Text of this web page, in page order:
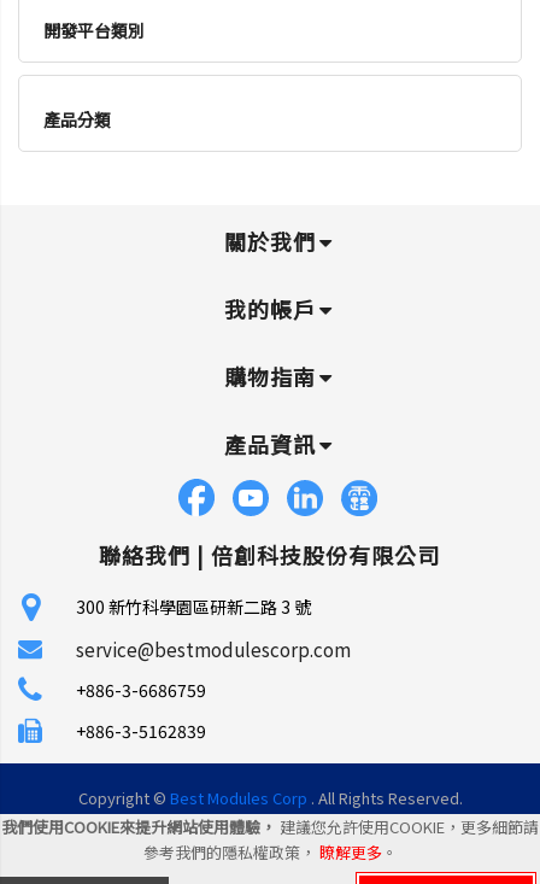
我們使用COOKIE來提升網站使用體驗， 建議您允許使用COOKIE，更多細節請
參考我們的隱私權政策， 瞭解更多。
開發平台類別
產品分類
關於我們
我的帳戶
購物指南
產品資訊
聯絡我們 | 倍創科技股份有限公司
300 新竹科學園區研新二路 3 號
service@bestmodulescorp.com
+886-3-6686759
+886-3-5162839
Copyright © Best Modules Corp . All Rights Reserved.
| 網站地圖 | 統一編號: 45106035